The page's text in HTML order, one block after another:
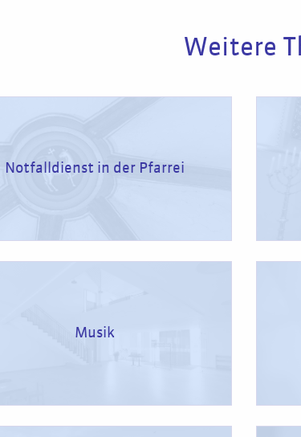
Weitere
Notfalldienst in der Pfarrei
Musik